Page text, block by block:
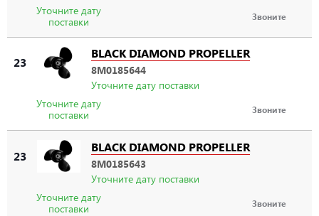
Уточните дату
поставки
Звоните
23
BLACK DIAMOND PROPELLER
8M0185644
Уточните дату поставки
Уточните дату
поставки
Звоните
23
BLACK DIAMOND PROPELLER
8M0185643
Уточните дату поставки
Уточните дату
поставки
Звоните